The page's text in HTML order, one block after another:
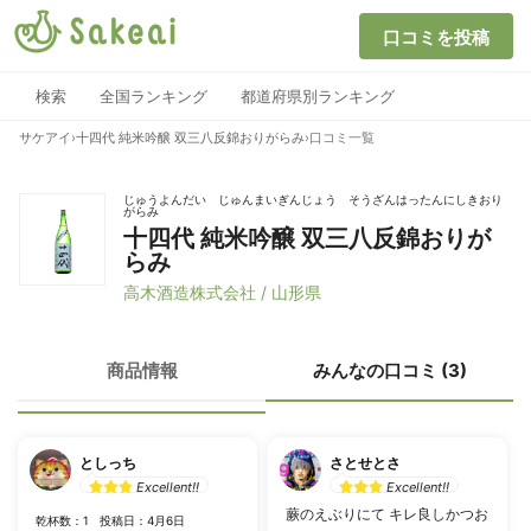
口コミを投稿
検索 全国ランキング 都道府県別ランキング
サケアイ ›十四代 純米吟醸 双三八反錦おりがらみ›口コミ一覧
じゅうよんだい じゅんまいぎんじょう そうざんはったんにしきおり
がらみ
十四代 純米吟醸 双三八反錦おりが
らみ
高木酒造株式会社 / 山形県
商品情報 みんなの口コミ (3)
としっち
Excellent!!
乾杯数：1 投稿日：4月6日
さとせとさ
Excellent!!
蕨のえぶりにて キレ良しかつお